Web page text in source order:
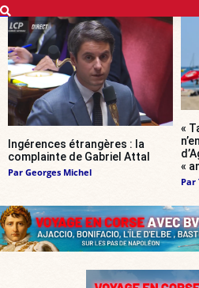
Ingérences étrangères : la
complainte de Gabriel Attal
Par Georges Michel
«
«
Par